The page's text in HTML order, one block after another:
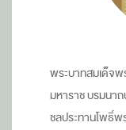
พระบาทสมเด็จ
มหาราช บรมนา
ชลประทานโพธิ์พ